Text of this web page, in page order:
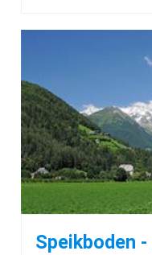
Speikboden